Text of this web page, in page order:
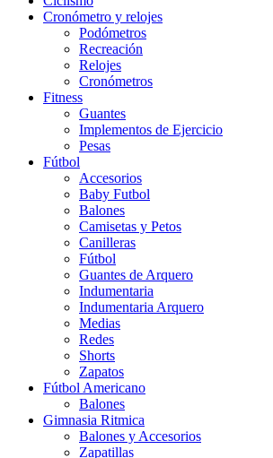
Cronómetro y relojes
Podómetros
Recreación
Relojes
Cronómetros
Fitness
Guantes
Implementos de Ejercicio
Pesas
Fútbol
Accesorios
Baby Futbol
Balones
Camisetas y Petos
Canilleras
Fútbol
Guantes de Arquero
Indumentaria
Indumentaria Arquero
Medias
Redes
Shorts
Zapatos
Fútbol Americano
Balones
Gimnasia Ritmica
Balones y Accesorios
Zapatillas